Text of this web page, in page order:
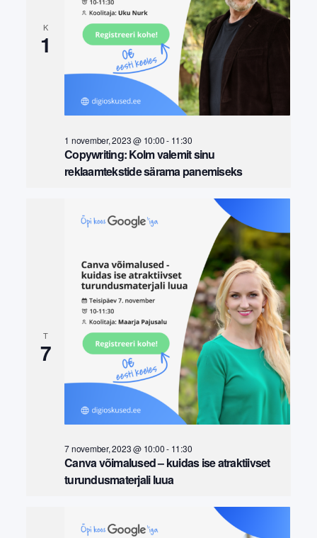
K
1
1 november, 2023 @ 10:00- 11:30
Copywriting: Kolm valemit sinu
reklaamtekstide särama panemiseks
T
7
7 november, 2023 @ 10:00- 11:30
Canva võimalused – kuidas ise atraktiivset
turundusmaterjali luua